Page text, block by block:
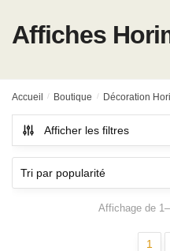
Affiches
Accueil / Boutique / Décoration
Afficher les filtres
Affichage de
1